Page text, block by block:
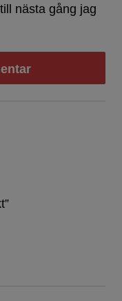
nästa gång jag